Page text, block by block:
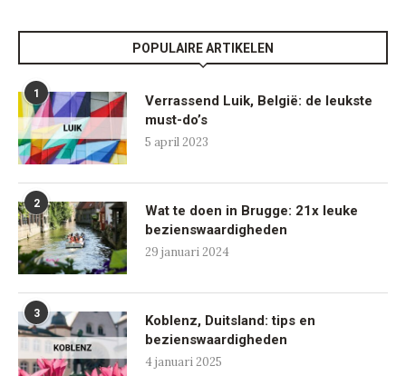
POPULAIRE ARTIKELEN
1
Verrassend Luik, België: de leukste
must-do’s
5 april 2023
2
Wat te doen in Brugge: 21x leuke
bezienswaardigheden
29 januari 2024
3
Koblenz, Duitsland: tips en
bezienswaardigheden
4 januari 2025